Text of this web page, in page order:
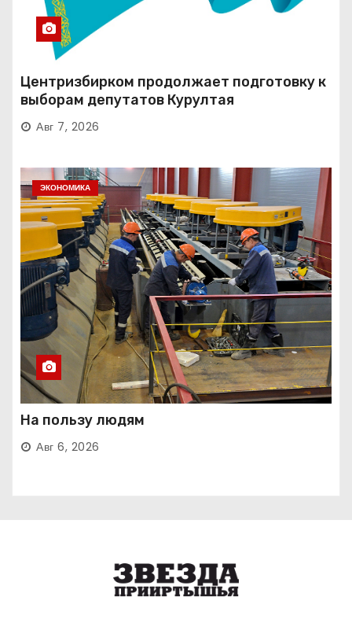
Центризбирком продолжает подготовку к
выборам депутатов Курултая
Авг 7, 2026
ЭКОНОМИКА
На пользу людям
Авг 6, 2026